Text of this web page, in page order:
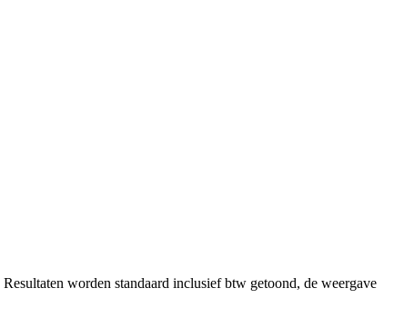
Resultaten worden standaard inclusief btw getoond, de weergave